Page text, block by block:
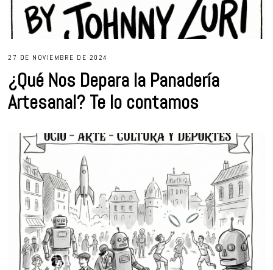
27 DE NOVIEMBRE DE 2024
¿Qué Nos Depara la Panadería
Artesanal? Te lo contamos